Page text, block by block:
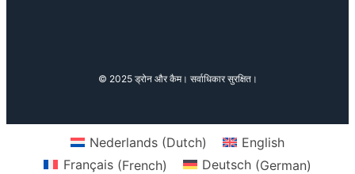
© 2025 ड्रोन और कैम। सर्वाधिकार सुरक्षित।
Nederlands (Dutch)
English
Français(French) Deutsch(German)